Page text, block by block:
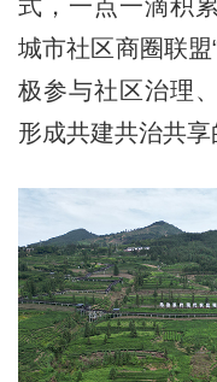
式，一点一滴积
城市社区商圈联
极参与社区治理
形成共建共治共享